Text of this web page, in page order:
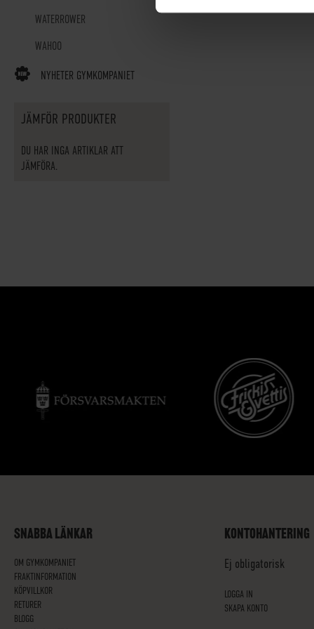
WATERROWER
WAHOO
NYHETER GYMKOMPANIET
JÄMFÖR PRODUKTER
DU HAR INGA ARTIKLAR ATT
JÄMFÖRA.
SNABBA LÄNKAR
OM GYMKOMPANIET
FRAKTINFORMATION
KÖPVILLKOR
RETURER
BLOGG
KONTOHANTERING
Ej obligatorisk
LOGGA IN
SKAPA KONTO